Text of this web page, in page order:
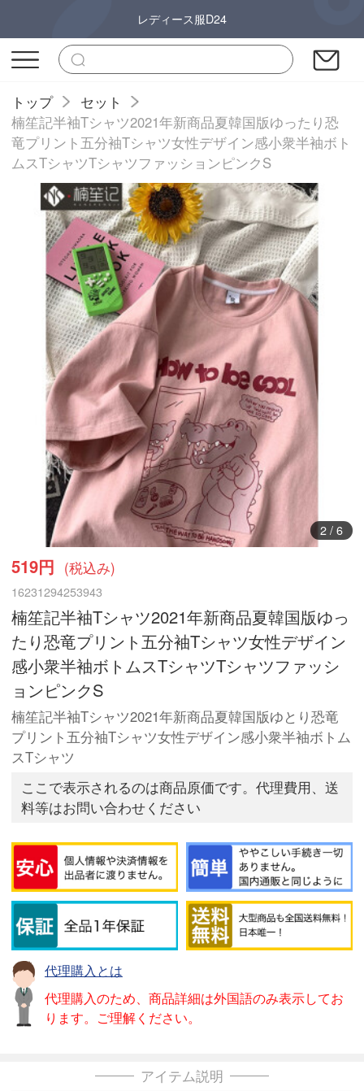
レディース服D24
トップ
セット
楠笙記半袖Tシャツ2021年新商品夏韓国版ゆったり恐
竜プリント五分袖Tシャツ女性デザイン感小衆半袖ボト
ムスTシャツTシャツファッションピンクS
3/ 6
519円 (税込み)
16231294253943
楠笙記半袖Tシャツ2021年新商品夏韓国版ゆっ
たり恐竜プリント五分袖Tシャツ女性デザイン
感小衆半袖ボトムスTシャツTシャツファッシ
ョンピンクS
楠笙記半袖Tシャツ2021年新商品夏韓国版ゆとり恐竜
プリント五分袖Tシャツ女性デザイン感小衆半袖ボトム
スTシャツ
ここで表示されるのは商品原価です。代理費用、送
料等はお問い合わせください
代理購入とは
代理購入のため、商品詳細は外国語のみ表示してお
ります。ご理解ください。
アイテム説明